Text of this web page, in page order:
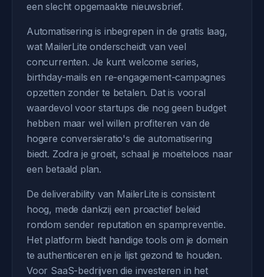
een slecht opgemaakte nieuwsbrief.
Automatisering is inbegrepen in de gratis laag,
wat MailerLite onderscheidt van veel
concurrenten. Je kunt welcome series,
birthday-mails en re-engagement-campagnes
opzetten zonder te betalen. Dat is vooral
waardevol voor startups die nog geen budget
hebben maar wel willen profiteren van de
hogere conversieratio's die automatisering
biedt. Zodra je groeit, schaal je moeiteloos naar
een betaald plan.
De deliverability van MailerLite is consistent
hoog, mede dankzij een proactief beleid
rondom sender reputation en spampreventie.
Het platform biedt handige tools om je domein
te authenticeren en je lijst gezond te houden.
Voor SaaS-bedrijven die investeren in het